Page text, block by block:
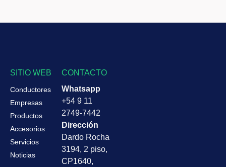
SITIO WEB
Conductores
Empresas
Productos
Accesorios
Servicios
Noticias
CONTACTO
Whatsapp
+54 9 11
2749-7442
Dirección
Dardo Rocha
3194, 2 piso,
CP1640,